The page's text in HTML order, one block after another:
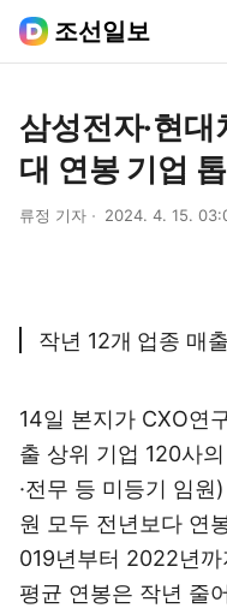
조선일보
삼성전자·현
대 연봉 기업
류정 기자 2024. 4. 15.
작년 12개 업종 매
14일 본지가 CXO연
출 상위 기업 120사
·전무 등 미등기 임원
원 모두 전년보다 연
019년부터 2022년
평균 연봉은 작년 줄